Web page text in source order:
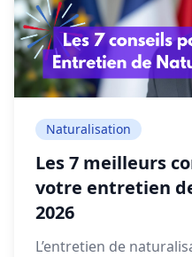
Naturalisation
Les 7 meilleurs
votre entretien
2026
L’entretien de